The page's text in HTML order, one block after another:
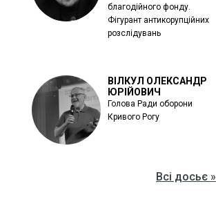
благодійного фонду.
Фігурант антикорупційних
розслідувань
ВІЛКУЛ ОЛЕКСАНДР
ЮРІЙОВИЧ
Голова Ради оборони
Кривого Рогу
Всі досьє »